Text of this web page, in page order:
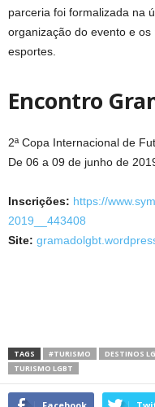
parceria foi formalizada na
organização do evento e
esportes.
Encontro
2ª Copa Internacional de
De 06 a 09 de junho de
Inscrições: https://
2019__443408
Site:
TAGS #TURISMO DESTINOS
TURISMO LGBT